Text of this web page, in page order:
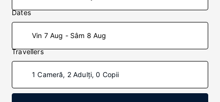
Dates
Vin 7 Aug - Sâm 8 Aug
Travellers
1 Cameră, 2 Adulți, 0 Copii